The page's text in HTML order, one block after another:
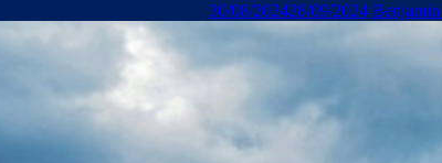
30/08/202428/09/2024